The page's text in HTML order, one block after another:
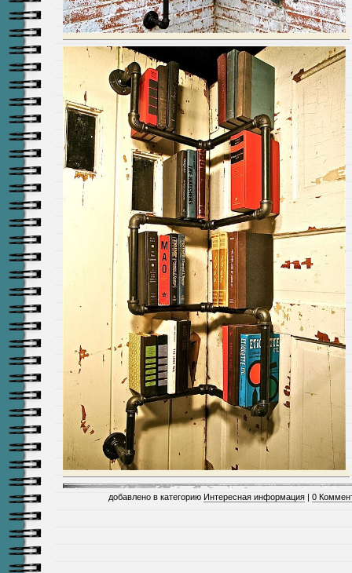
добавлено в категорию Интересная информация | 0